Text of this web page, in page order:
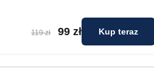
119 zł 99 zł Kup teraz